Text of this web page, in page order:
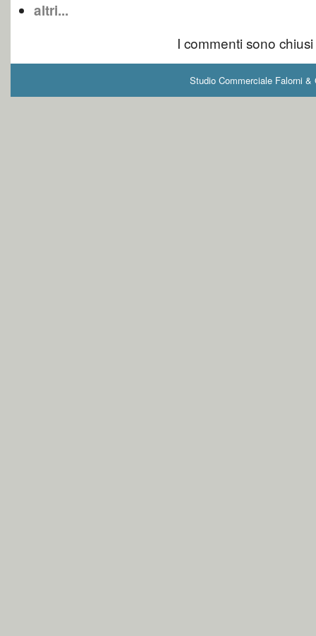
altri...
I commenti sono chiusi
Studio Commerciale Falorni